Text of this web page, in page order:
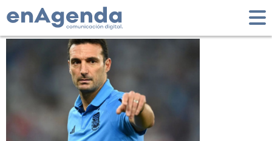
Tag: Nico Paz